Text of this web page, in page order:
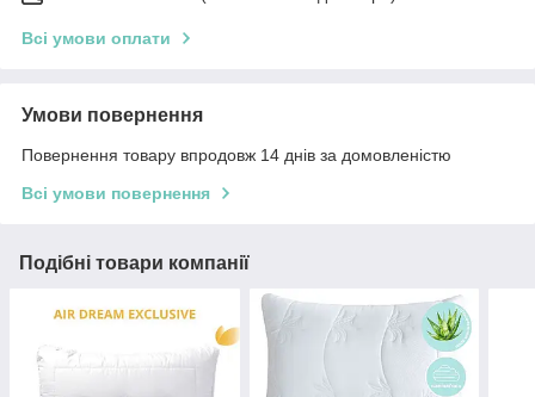
Всі умови оплати
Умови повернення
Повернення товару впродовж 14 днів за домовленістю
Всі умови повернення
Подібні товари компанії